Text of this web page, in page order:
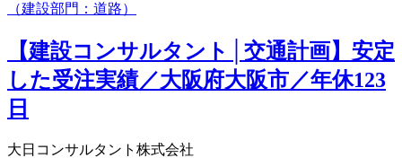
【建設コンサルタント│交通計画】安定
した受注実績／大阪府大阪市／年休123
日
大日コンサルタント株式会社